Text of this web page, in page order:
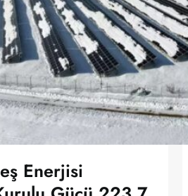
Enerjisi